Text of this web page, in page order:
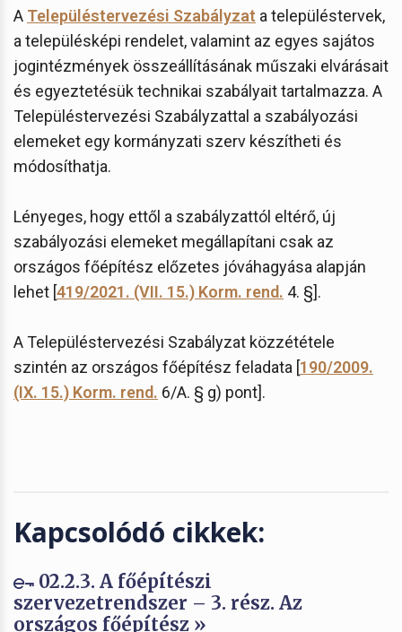
A Településtervezési Szabályzat a településtervek,
a településképi rendelet, valamint az egyes sajátos
jogintézmények összeállításának műszaki elvárásait
és egyeztetésük technikai szabályait tartalmazza. A
Településtervezési Szabályzattal a szabályozási
elemeket egy kormányzati szerv készítheti és
módosíthatja.
Lényeges, hogy ettől a szabályzattól eltérő, új
szabályozási elemeket megállapítani csak az
országos főépítész előzetes jóváhagyása alapján
lehet [419/2021. (VII. 15.) Korm. rend. 4. §].
A Településtervezési Szabályzat közzététele
szintén az országos főépítész feladata [190/2009.
(IX. 15.) Korm. rend. 6/A. § g) pont].
Kapcsolódó cikkek:
02.2.3. A főépítészi
szervezetrendszer – 3. rész. Az
országos főépítész »